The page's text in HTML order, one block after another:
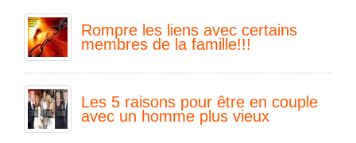
Rompre les liens avec certains
membres de la famille!!!
Les 5 raisons pour être en couple
avec un homme plus vieux